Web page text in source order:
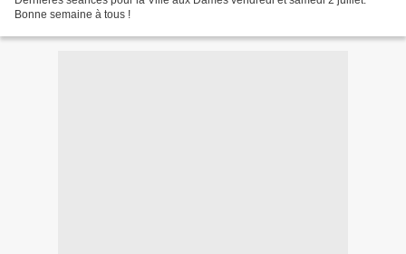
Bonne semaine à tous !